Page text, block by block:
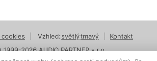
Vzhled:světlýtmavý
Kontakt
2026 AUDIO PARTNER s.r.o.